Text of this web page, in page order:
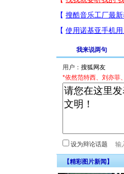
我来说两句
用户：
*依然范特西、刘亦菲
设为辩论话题
【精彩图片新闻】